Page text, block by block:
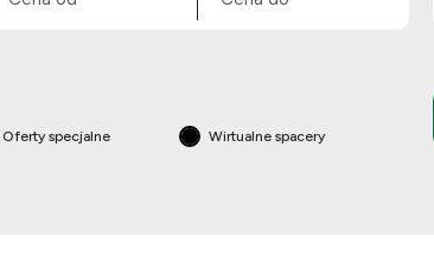
Oferty specjalne Wirtualne spacery